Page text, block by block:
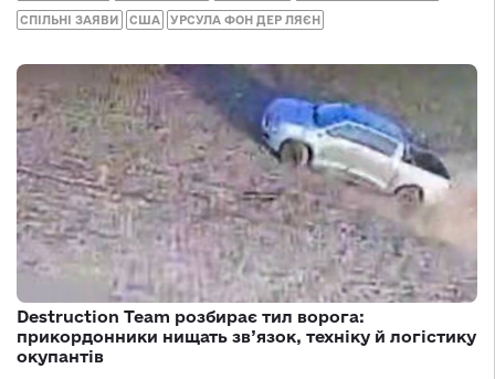
СПІЛЬНІ ЗАЯВИ США УРСУЛА ФОН ДЕР ЛЯЄН
Destruction Team розбирає тил ворога:
прикордонники нищать зв’язок, техніку й логістику
окупантів